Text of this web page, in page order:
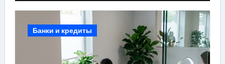
Банки и кредиты